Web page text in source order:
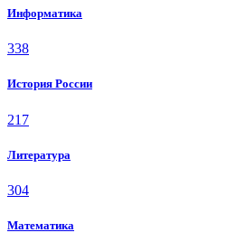
Информатика
338
История России
217
Литература
304
Математика